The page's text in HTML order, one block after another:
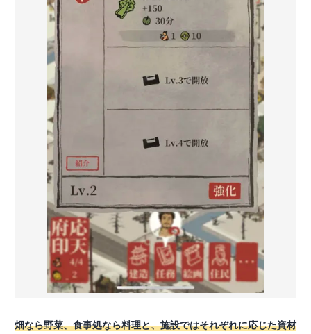
畑なら野菜、食事処なら料理と、施設ではそれぞれに応じた資材